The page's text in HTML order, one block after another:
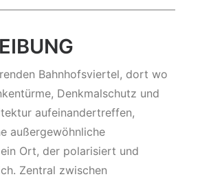
Bahnhofsviertel, dort wo
Denkmalschutz und
aufeinandertreffen,
außergewöhnliche
Ort, der polarisiert und
Zentral zwischen